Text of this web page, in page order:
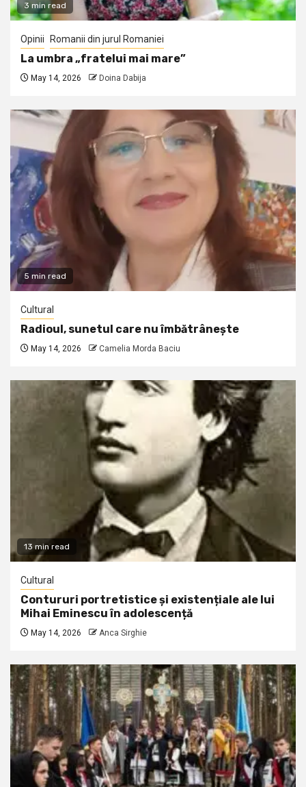
3 min read
Opinii Romanii din jurul Romaniei
La umbra „fratelui mai mare”
May 14, 2026 Doina Dabija
5 min read
Cultural
Radioul, sunetul care nu îmbătrânește
May 14, 2026 Camelia Morda Baciu
13 min read
Cultural
Contururi portretistice și existențiale ale lui
Mihai Eminescu în adolescență
May 14, 2026 Anca Sirghie